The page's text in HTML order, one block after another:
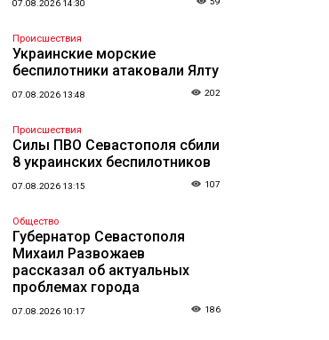
07.08.2026 14:30
Происшествия
Украинские морские
беспилотники атаковали Ялту
07.08.2026 13:48 202
Происшествия
Силы ПВО Севастополя сбили
8 украинских беспилотников
07.08.2026 13:15 107
Общество
Губернатор Севастополя
Михаил Развожаев
рассказал об актуальных
проблемах города
07.08.2026 10:17 186